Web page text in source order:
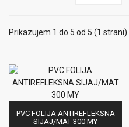
Prikazujem 1 do 5 od 5 (1 strani)
PVC FOLIJA ANTIREFLEKSNA
SIJAJ/MAT 300 MY